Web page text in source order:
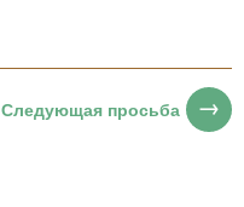
Следующая просьба